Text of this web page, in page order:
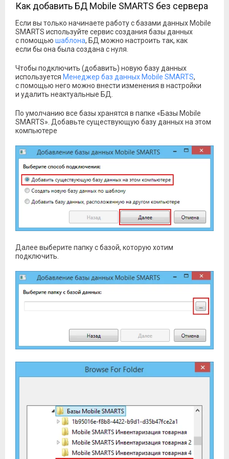
Как добавить БД Mobile SMARTS без сервера
Если вы только начинаете работу с базами данных Mobile
SMARTS используйте сервис создания базы данных
с помощью шаблона, БД можно настроить так, как
если бы она была создана с нуля.
Чтобы подключить (добавить) новую базу данных
используется Менеджер баз данных Mobile SMARTS,
с помощью него можно внести изменения в настройки
и удалить неактуальные БД.
По умолчанию все базы хранятся в папке «Базы Mobile
SMARTS». Добавьте существующую базу данных на этом
компьютере
Далее выберите папку с базой, которую хотим
подключить.